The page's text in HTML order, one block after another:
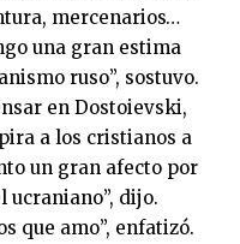
mercenarios…
una gran estima
ruso”, sostuvo.
en Dostoievski,
a los cristianos a
un gran afecto por
ucraniano”, dijo.
que amo”, enfatizó.